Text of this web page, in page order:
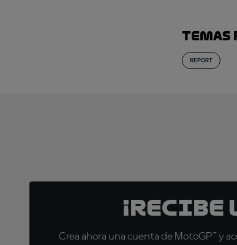
REPORT
Crea ahora una cuenta de MotoGP™ y